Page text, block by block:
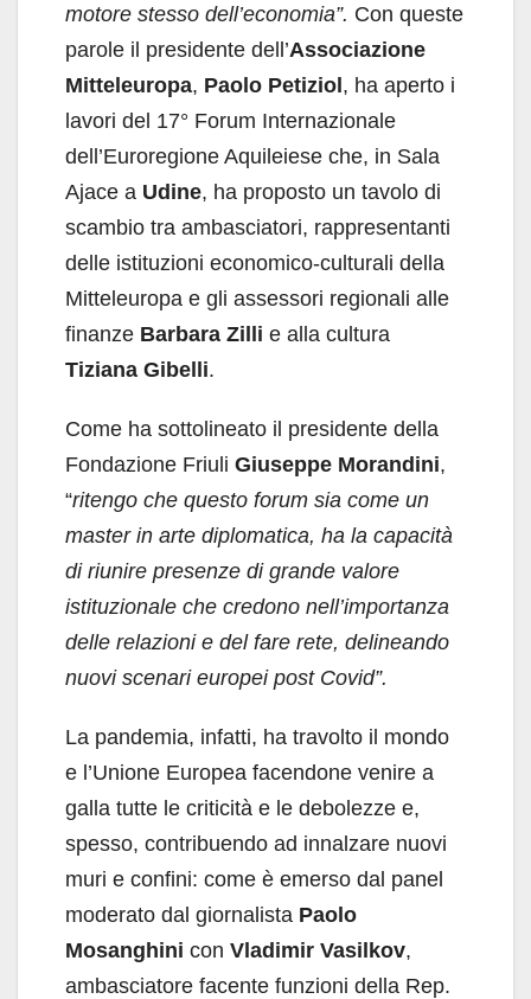
motore stesso dell’economia”. Con queste
parole il presidente dell’Associazione
Mitteleuropa, Paolo Petiziol, ha aperto i
lavori del 17° Forum Internazionale
dell’Euroregione Aquileiese che, in Sala
Ajace a Udine, ha proposto un tavolo di
scambio tra ambasciatori, rappresentanti
delle istituzioni economico-culturali della
Mitteleuropa e gli assessori regionali alle
finanze Barbara Zilli e alla cultura
Tiziana Gibelli.
Come ha sottolineato il presidente della
Fondazione Friuli Giuseppe Morandini,
“ritengo che questo forum sia come un
master in arte diplomatica, ha la capacità
di riunire presenze di grande valore
istituzionale che credono nell’importanza
delle relazioni e del fare rete, delineando
nuovi scenari europei post Covid”.
La pandemia, infatti, ha travolto il mondo
e l’Unione Europea facendone venire a
galla tutte le criticità e le debolezze e,
spesso, contribuendo ad innalzare nuovi
muri e confini: come è emerso dal panel
moderato dal giornalista Paolo
Mosanghini con Vladimir Vasilkov,
ambasciatore facente funzioni della Rep.